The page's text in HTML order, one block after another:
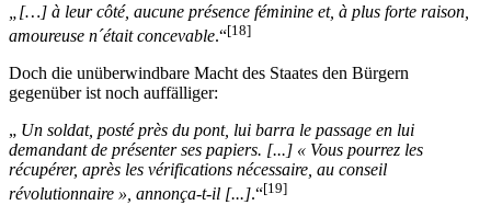
„[…] à leur côté, aucune présence féminine et, à plus forte raison,
amoureuse n´était concevable.“[18]
Doch die unüberwindbare Macht des Staates den Bürgern
gegenüber ist noch auffälliger:
„ Un soldat, posté près du pont, lui barra le passage en lui
demandant de présenter ses papiers. [...] « Vous pourrez les
récupérer, après les vérifications nécessaire, au conseil
révolutionnaire », annonça-t-il [...].“[19]